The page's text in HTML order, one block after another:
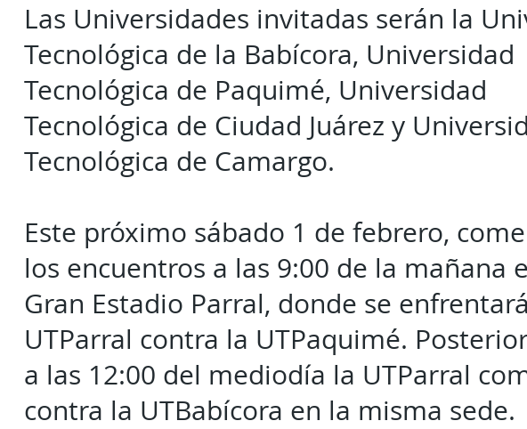
Las Universidades invitadas serán la
Tecnológica de la Babícora, Universidad
Tecnológica de Paquimé, Universidad
Tecnológica de Ciudad Juárez y
Tecnológica de Camargo.
Este próximo sábado 1 de febrero,
los encuentros a las 9:00 de la mañana
Gran Estadio Parral, donde se
UTParral contra la UTPaquimé.
a las 12:00 del mediodía la UTParral
contra la UTBabícora en la misma sede.